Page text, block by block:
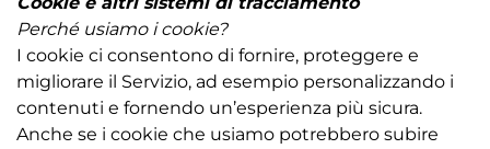
Perché usiamo i cookie?
I cookie ci consentono di fornire, proteggere e
migliorare il Servizio, ad esempio personalizzando i
contenuti e fornendo un’esperienza più sicura.
Anche se i cookie che usiamo potrebbero subire